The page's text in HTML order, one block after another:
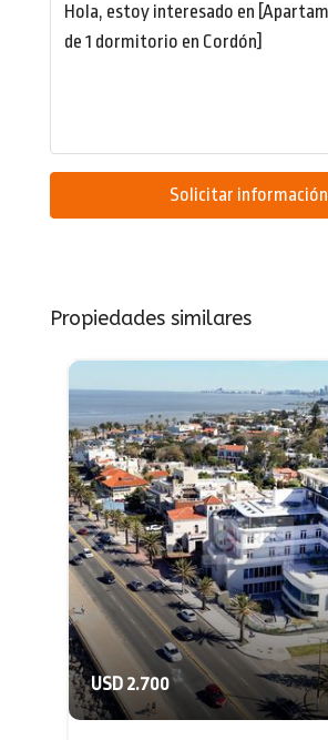
Solicitar información
Propiedades similares
USD 2.700